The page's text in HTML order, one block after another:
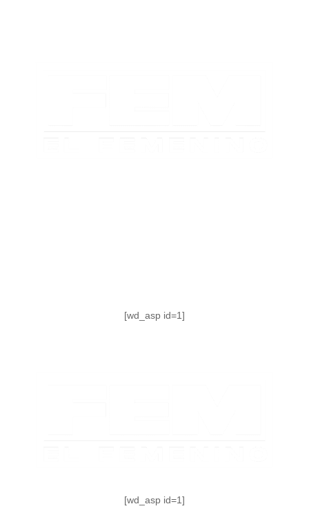
[wd_asp id=1]
[wd_asp id=1]